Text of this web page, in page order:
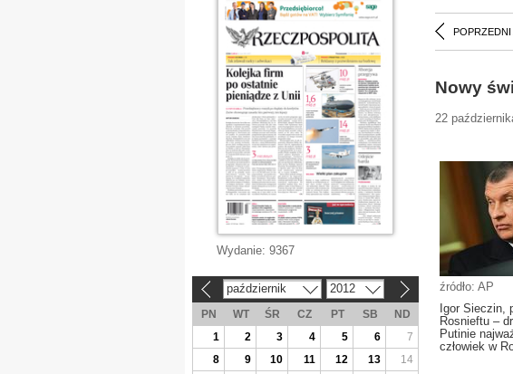
Nowy
22
źródło: AP
Igor Sieczin,
Rosnieftu –
Putinie
człowiek w
Wydanie: 9367
październik 2012
PN WT ŚR CZ PT SB
ND
1
2 3 4 5 6
7
8
9 10 11 12 13
14